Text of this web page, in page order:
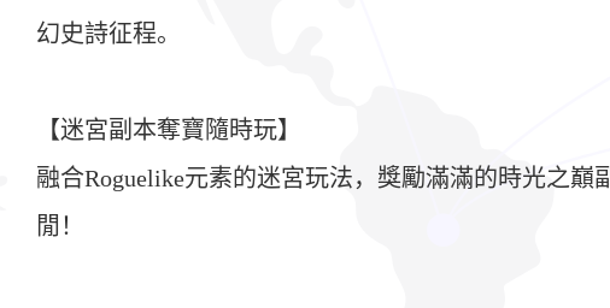
幻史詩征程。
【迷宮副本奪寶隨時玩】
融合Roguelike元素的迷宮玩法，獎勵滿滿的時光之
閒！